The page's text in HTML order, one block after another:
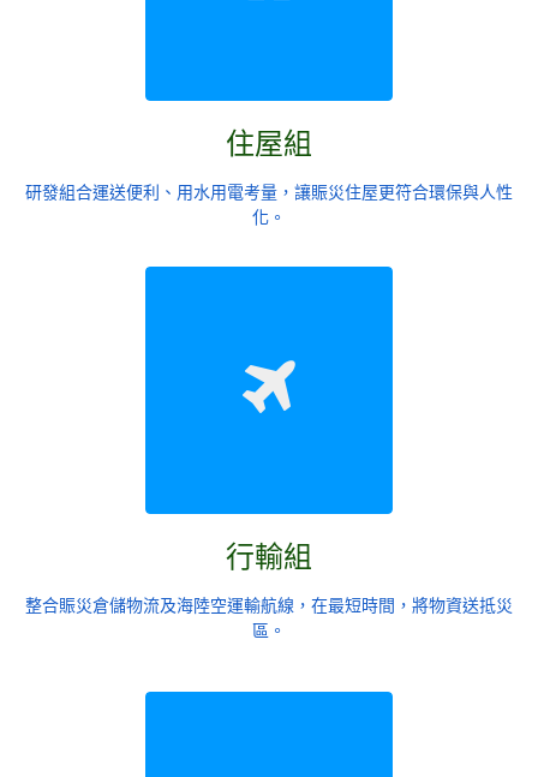
住屋組
研發組合運送便利、用水用電考量，讓賑災住屋更符合環保與人性
化。
行輸組
整合賑災倉儲物流及海陸空運輸航線，在最短時間，將物資送抵災
區。